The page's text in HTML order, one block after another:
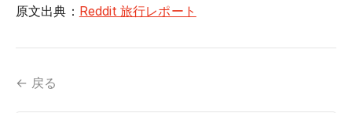
原文出典： Reddit 旅行レポート
← 戻る